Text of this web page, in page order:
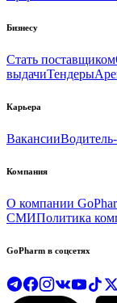
Бизнесу
Стать поставщиком
выдачиТендеры
Карьера
Вакансии
Компания
О компании
СМИПолитика
GoPharm в соцсетях